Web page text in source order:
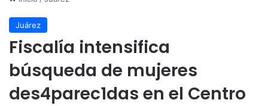
Juárez
Fiscalía intensifica
búsqueda de mujeres
des4parec1das en el Centro